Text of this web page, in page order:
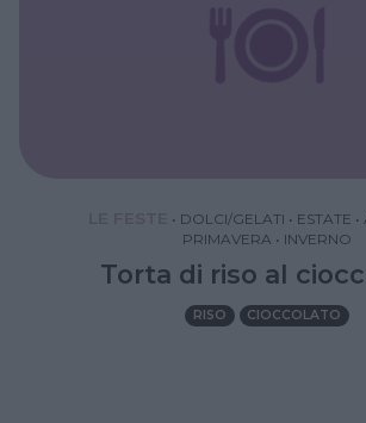
• DOLCI/GELATI • ESTATE •
PRIMAVERA • INVERNO
Torta di riso al
RISO CIOCCOLATO